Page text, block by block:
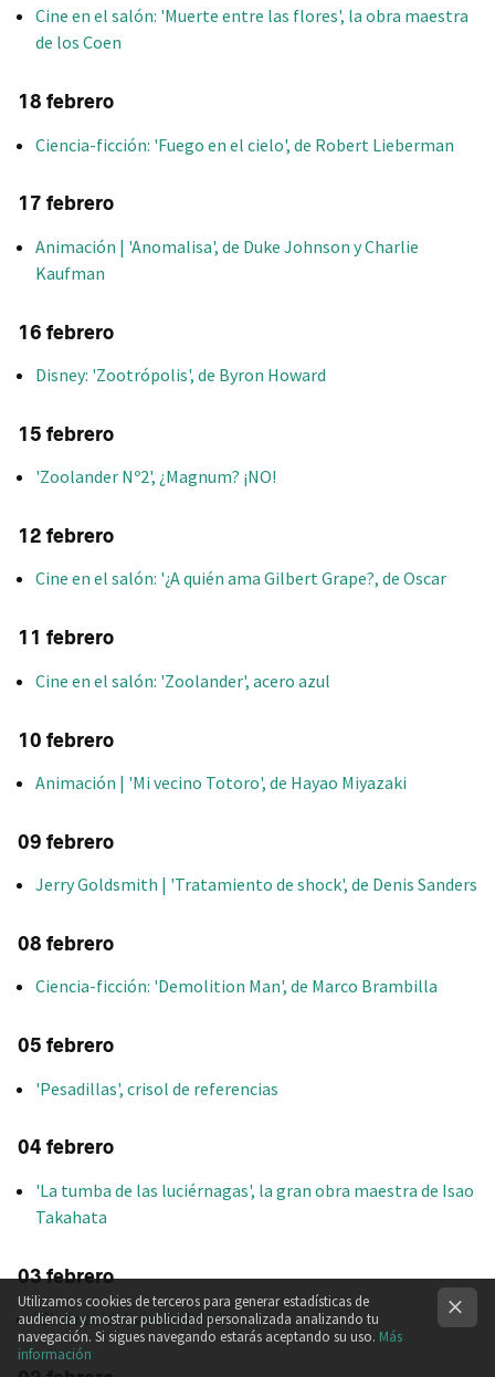
Cine en el salón: 'Muerte entre las flores', la obra maestra
de los Coen
18 febrero
Ciencia-ficción: 'Fuego en el cielo', de Robert Lieberman
17 febrero
Animación | 'Anomalisa', de Duke Johnson y Charlie
Kaufman
16 febrero
Disney: 'Zootrópolis', de Byron Howard
15 febrero
'Zoolander Nº2', ¿Magnum? ¡NO!
12 febrero
Cine en el salón: '¿A quién ama Gilbert Grape?, de Oscar
11 febrero
Cine en el salón: 'Zoolander', acero azul
10 febrero
Animación | 'Mi vecino Totoro', de Hayao Miyazaki
09 febrero
Jerry Goldsmith | 'Tratamiento de shock', de Denis Sanders
08 febrero
Ciencia-ficción: 'Demolition Man', de Marco Brambilla
05 febrero
'Pesadillas', crisol de referencias
04 febrero
'La tumba de las luciérnagas', la gran obra maestra de Isao
Takahata
03 febrero
'El renacido', visceralidad
Utilizamos cookies de terceros para generar estadísticas de
audiencia y mostrar publicidad personalizada analizando tu
navegación. Si sigues navegando estarás aceptando su uso. Más
información